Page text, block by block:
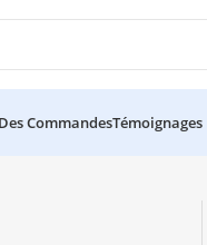
CommandesTémoignages